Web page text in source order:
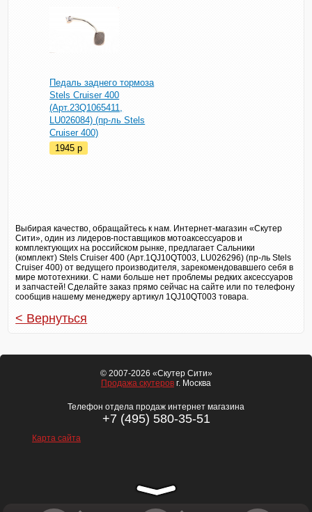
Педаль заднего тормоза
Stels Cruiser 400
(Арт.23Q1065411,
LU026084) (пр-ль Stels
Cruiser 400)
1945p
Выбирая качество, обращайтесь к нам. Интернет-магазин «Скутер
Сити», один из лидеров-поставщиков мотоаксессуаров и
комплектующих на российском рынке, предлагает Сальники
(комплект) Stels Cruiser 400 (Арт.1QJ10QT003, LU026296) (пр-ль Stels
Cruiser 400) от ведущего производителя, зарекомендовавшего себя в
мире мототехники. С нами больше нет проблемы редких аксессуаров
и запчастей! Сделайте заказ прямо сейчас на сайте или по телефону
сообщив нашему менеджеру артикул 1QJ10QT003 товара.
< Вернуться
© 2007-2026 «Скутер Сити»
Продажа скутеров г. Москва
Телефон отдела продаж интернет магазина
+7 (495) 580-35-51
Карта сайта